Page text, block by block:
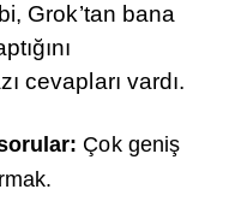
Grok’tan bana
cevapları vardı.
Çok geniş